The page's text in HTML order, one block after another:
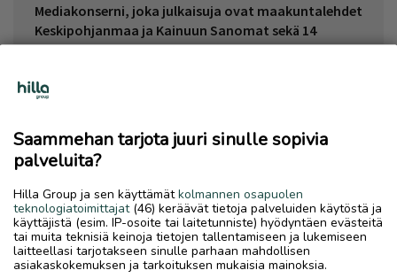
Mediakonserni, joka julkaisuja ovat maakuntalehdet
Keskipohjanmaa ja Kainuun Sanomat sekä 14
paikallislehteä, 9 kaupunkilehteä ja 8
Yhtiön palveluita ovat lisäksi muun muassa paino ja
mainostoimistopalvelut sekä useat digitaaliset
palvelut, kuten Jopox ja Regionline.
Työllistää noin 560 työntekijää.
Liikevaihto vuonna 2022 oli 44,6 miljoonaa euroa.
Saammehan tarjota juuri sinulle sopivia
palveluita?
Hilla Group ja sen käyttämätkolmannen osapuolen
teknologiatoimittajat(46) keräävät tietoja palveluiden käytöstä ja
käyttäjistä (esim. IP-osoite tai laitetunniste) hyödyntäen evästeitä
tai muita teknisiä keinoja tietojen tallentamiseen ja lukemiseen
laitteellasi tarjotakseen sinulle parhaan mahdollisen
asiakaskokemuksen ja tarkoituksen mukaisia mainoksia.